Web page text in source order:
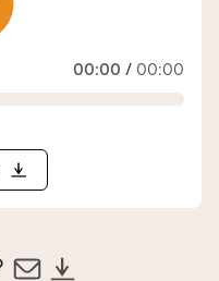
00:00 / 00:00